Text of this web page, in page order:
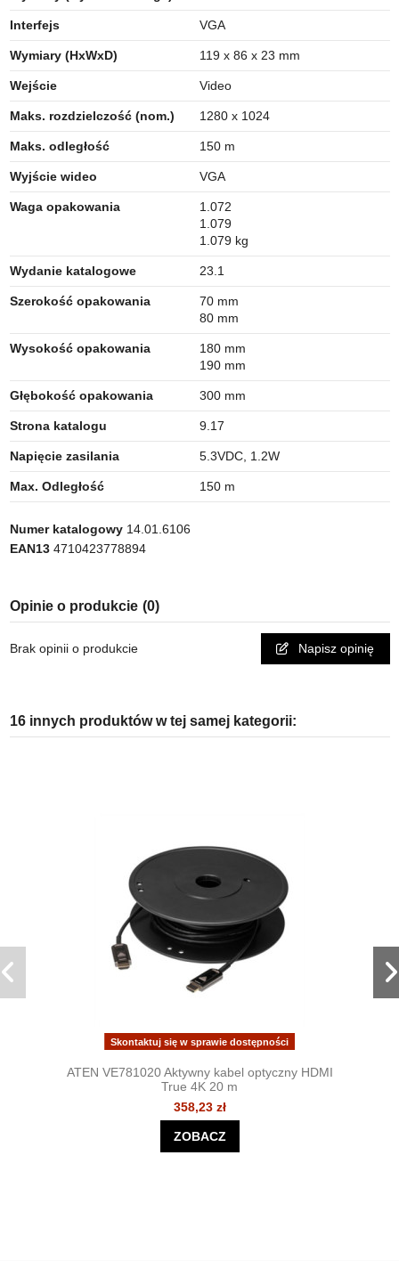
Interfejs VGA
Wymiary (HxWxD) 119 x 86 x 23 mm
Wejście Video
Maks. rozdzielczość (nom.) 1280 x 1024
Maks. odległość 150 m
Wyjście wideo VGA
Waga opakowania
1.072
1.079
1.079 kg
Wydanie katalogowe 23.1
Szerokość opakowania
70 mm
80 mm
Wysokość opakowania
180 mm
190 mm
Głębokość opakowania 300 mm
Strona katalogu 9.17
Napięcie zasilania 5.3VDC, 1.2W
Max. Odległość 150 m
Numer katalogowy 14.01.6106
EAN13 4710423778894
Opinie o produkcie (0)
Brak opinii o produkcie Napisz opinię
16 innych produktów w tej samej kategorii:
Skontaktuj się w sprawie dostępności
ATEN VE781020 Aktywny kabel optyczny HDMI
True 4K 20 m
358,23 zł
ZOBACZ